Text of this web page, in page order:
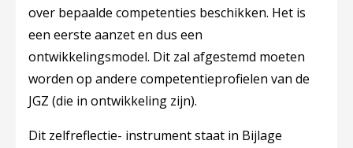
over bepaalde competenties beschikken. Het is
een eerste aanzet en dus een
ontwikkelingsmodel. Dit zal afgestemd moeten
worden op andere competentieprofielen van de
JGZ (die in ontwikkeling zijn).
Dit zelfreflectie- instrument staat in Bijlage